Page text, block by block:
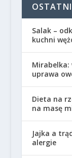
Salak –
kuchni
Mirabelka:
uprawa
Dieta na
na masę
Jajka a
alergie